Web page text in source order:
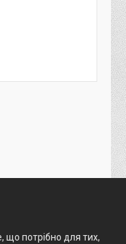
що потрібно для тих,